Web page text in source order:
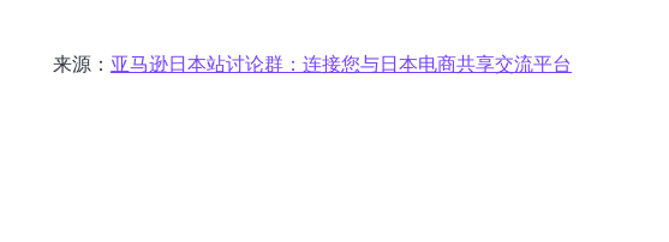
来源： 亚马逊日本站讨论群：连接您与日本电商共享交流平台